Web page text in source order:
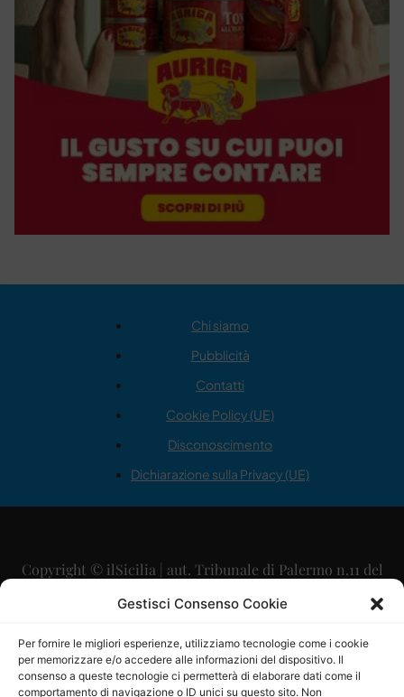
Gestisci Consenso Cookie
Per fornire le migliori esperienze, utilizziamo tecnologie come i cookie
per memorizzare e/o accedere alle informazioni del dispositivo. Il
consenso a queste tecnologie ci permetterà di elaborare dati come il
comportamento di navigazione o ID unici su questo sito. Non
Chi siamo
Pubblicità
Contatti
Cookie Policy (UE)
Disconoscimento
Dichiarazione sulla Privacy (UE)
Copyright © ilSicilia | aut. Tribunale di Palermo n.11 del
29/09/2015
Direttore Editoriale: Maurizio Scaglione